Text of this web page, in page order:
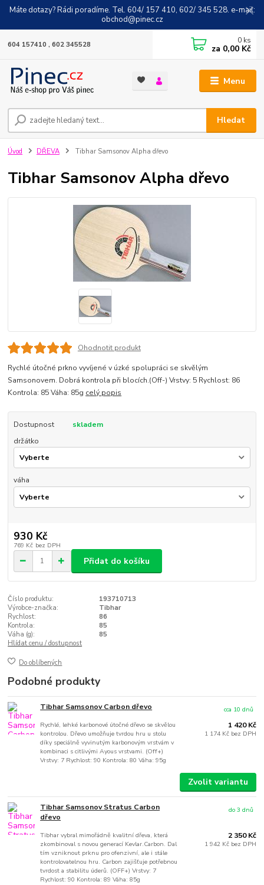
Máte dotazy? Rádi poradíme. Tel. 604/ 157 410, 602/ 345 528. e-mail:
obchod@pinec.cz
Menu
Hledat
604 157410 , 602 345528 0 ks
za 0,00 Kč
Úvod DŘEVA Tibhar Samsonov Alpha dřevo
Tibhar Samsonov Alpha dřevo
Ohodnotit produkt
Rychlé útočné prkno vyvíjené v úzké spolupráci se skvělým
Samsonovem. Dobrá kontrola při blocích.(Off-) Vrstvy: 5 Rychlost: 86
Kontrola: 85 Váha: 85g celý popis
Dostupnost
skladem
držátko
váha
930 Kč
769 Kč bez DPH
Přidat do košíku
Číslo produktu:
193710713
Výrobce-značka:
Tibhar
Rychlost:
86
Kontrola:
85
Váha (g):
85
Hlídat cenu / dostupnost
Do oblíbených
Podobné produkty
Tibhar Samsonov Carbon dřevo
Rychlé, lehké karbonové útočné dřevo se skvělou
kontrolou. Dřevo umožňuje tvrdou hru u stolu
díky speciálně vyvinutým karbonovým vrstvám v
kombinaci s citlivými Ayous vrstvami. (Off+)
Vrstvy: 7 Rychlost: 90 Kontrola: 80 Váha: 95g
1 420 Kč
1 174 Kč bez DPH
cca 10 dnů
Zvolit variantu
Tibhar Samsonov Stratus Carbon
dřevo
Tibhar vybral mimořádně kvalitní dřeva, která
zkombinoval s novou generací Kevlar.Carbon. Dal
tím vzniknout prknu pro ofenzivní, ale i stále
kontrolovatelnou hru. Carbon zajišťuje potřebnou
tvrdost a stabilitu úderů. (OFF+) Vrstvy: 7
Rychlost: 90 Kontrola: 89 Váha: 85g
2 350 Kč
1 942 Kč bez DPH
do 3 dnů